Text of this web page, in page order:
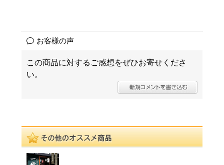
お客様の声
この商品に対するご感想をぜひお寄せくださ
い。